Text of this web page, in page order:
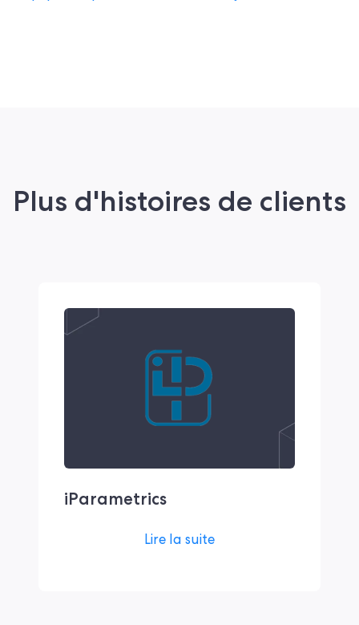
Plus d'histoires de clients
iParametrics
Lire la suite